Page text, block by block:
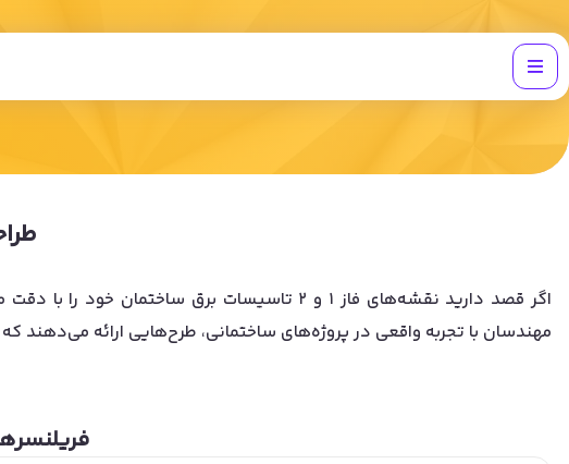
طراحی
اگر قصد دارید نقشه‌های فاز ۱ و ۲ تاسیسات
مهندسان با تجربه واقعی در پروژه‌های ساختمانی، طرح‌هایی ارائه می‌دهند